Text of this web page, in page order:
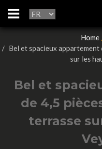
Home
Bel et spacieux
sur les
Bel et
de 4,5
terrasse